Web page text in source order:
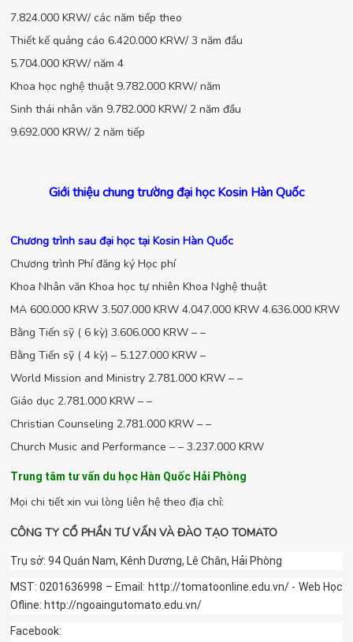
7.824.000 KRW/ các năm tiếp theo
Thiết kế quảng cáo 6.420.000 KRW/ 3 năm đầu
5.704.000 KRW/ năm 4
Khoa học nghệ thuật 9.782.000 KRW/ năm
Sinh thái nhân văn 9.782.000 KRW/ 2 năm đầu
9.692.000 KRW/ 2 năm tiếp
Giới thiệu chung trường đại học Kosin Hàn Quốc
Chương trình sau đại học tại Kosin Hàn Quốc
Chương trình Phí đăng ký Học phí
Khoa Nhân văn Khoa học tự nhiên Khoa Nghệ thuật
MA 600.000 KRW 3.507.000 KRW 4.047.000 KRW 4.636.000 KRW
Bằng Tiến sỹ ( 6 kỳ) 3.606.000 KRW – –
Bằng Tiến sỹ ( 4 kỳ) – 5.127.000 KRW –
World Mission and Ministry 2.781.000 KRW – –
Giáo dục 2.781.000 KRW – –
Christian Counseling 2.781.000 KRW – –
Church Music and Performance – – 3.237.000 KRW
Trung tâm tư vấn du học Hàn Quốc Hải Phòng
Mọi chi tiết xin vui lòng liên hệ theo địa chỉ:
CÔNG TY CỔ PHẦN TƯ VẤN VÀ ĐÀO TẠO TOMATO
Trụ sở: 94 Quán Nam, Kênh Dương, Lê Chân, Hải Phòng
MST: 0201636998 – Email: http://tomatoonline.edu.vn/ - Web Học
Ofline: http://ngoaingutomato.edu.vn/
Facebook: